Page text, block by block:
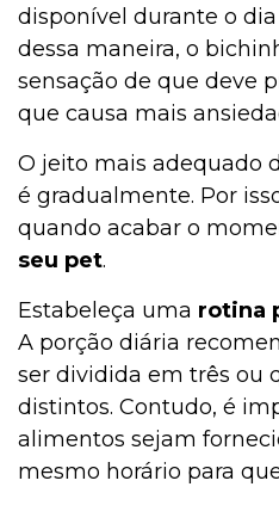
disponível durante o
dessa maneira, o
sensação de que deve
que causa mais
O jeito mais adequado
é gradualmente. Por
quando acabar o
seu pet.
Estabeleça uma rotina
A porção diária
ser dividida em três ou
distintos. Contudo, é
alimentos sejam
mesmo horário para